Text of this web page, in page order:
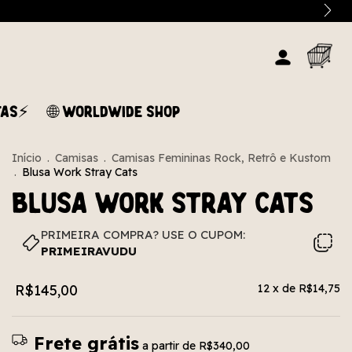
🌐 WORLDWIDE SHOP
Início . Camisas . Camisas Femininas Rock, Retrô e Kustom
. Blusa Work Stray Cats
Blusa Work Stray Cats
PRIMEIRA COMPRA? USE O CUPOM:
PRIMEIRAVUDU
R$145,00 12 x de R$14,75
Frete grátis a partir de R$340,00